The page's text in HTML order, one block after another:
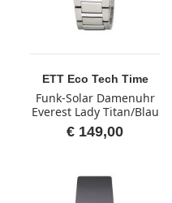
ETT Eco Tech Time
Funk-Solar Damenuhr
Everest Lady Titan/Blau
€ 149,00